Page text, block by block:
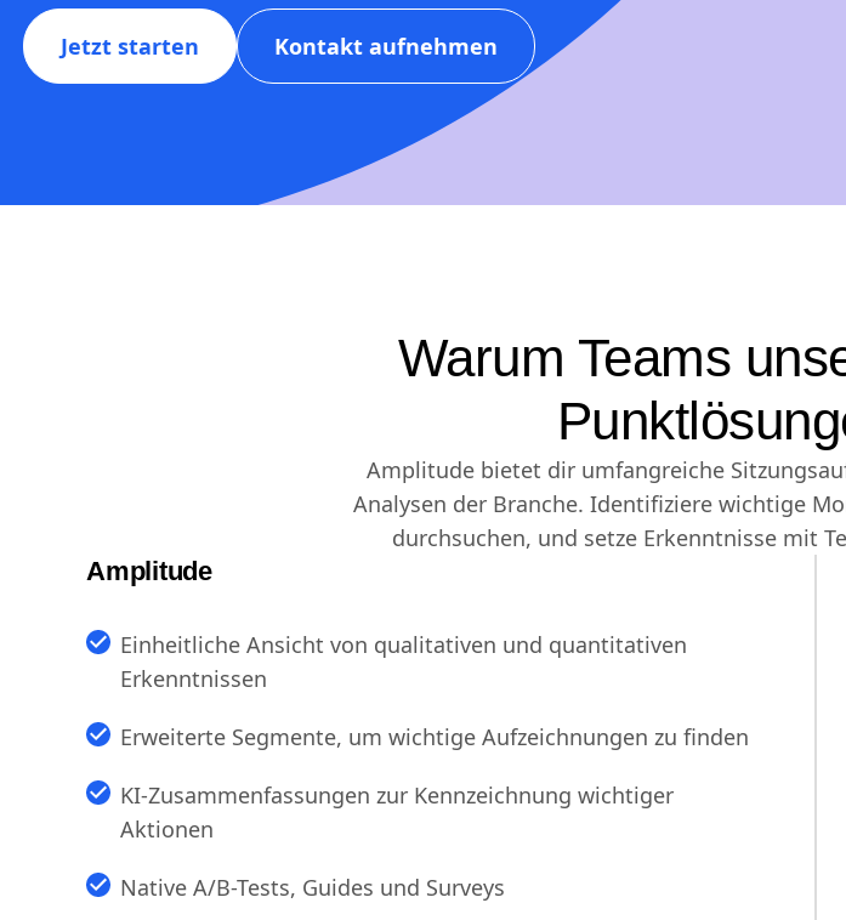
möglicherweise im Dunkeln.
Kontakt aufnehmen
Warum Teams
Amplitude bietet dir umfangreiche
Analysen der Branche. Identifiziere wichtige
Amplitude
Erkenntnissen
Erweiterte Segmente, um wichtige Aufzeichnungen zu finden
Aktionen